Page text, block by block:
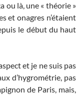
ou là, une « théorie »
et onagres n’étaient
le début du haut
et je ne suis pas
d’hygrométrie, pas
de Paris, mais,